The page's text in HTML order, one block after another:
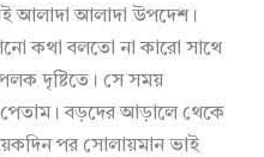
আলাদা আলাদা উপদেশ।
কথা বলতো না কারো সাথে
দৃষ্টিতে। সে সময়
বড়দের আড়ালে থেকে
পর সোলায়মান ভাই